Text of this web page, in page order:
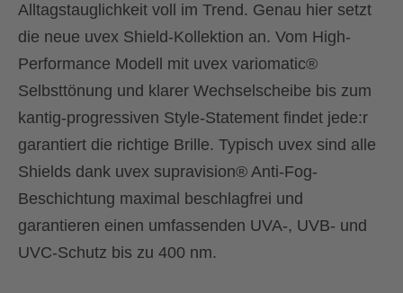
Alltagstauglichkeit voll im Trend. Genau hier setzt
die neue uvex Shield-Kollektion an. Vom High-
Performance Modell mit uvex variomatic®
Selbsttönung und klarer Wechselscheibe bis zum
kantig-progressiven Style-Statement findet jede:r
garantiert die richtige Brille. Typisch uvex sind alle
Shields dank uvex supravision® Anti-Fog-
Beschichtung maximal beschlagfrei und
garantieren einen umfassenden UVA-, UVB- und
UVC-Schutz bis zu 400 nm.